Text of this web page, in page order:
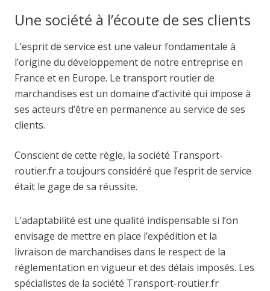
Une société à l’écoute de ses clients
L’esprit de service est une valeur fondamentale à
l’origine du développement de notre entreprise en
France et en Europe. Le transport routier de
marchandises est un domaine d’activité qui impose à
ses acteurs d’être en permanence au service de ses
clients.
Conscient de cette règle, la société Transport-
routier.fr a toujours considéré que l’esprit de service
était le gage de sa réussite.
L’adaptabilité est une qualité indispensable si l’on
envisage de mettre en place l’expédition et la
livraison de marchandises dans le respect de la
réglementation en vigueur et des délais imposés. Les
spécialistes de la société Transport-routier.fr